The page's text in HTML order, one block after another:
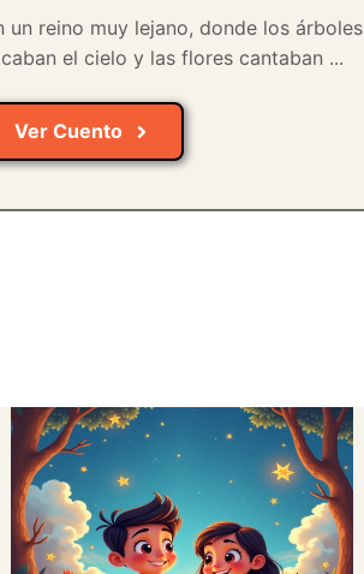
un reino muy lejano, donde los árboles
el cielo y las flores cantaban ...
Ver Cuento